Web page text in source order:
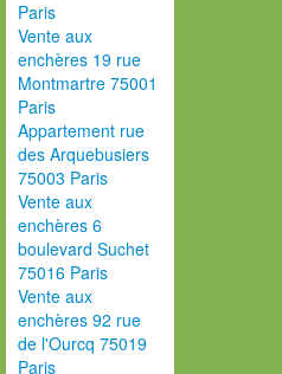
Paris
Vente aux
enchères 19 rue
Montmartre 75001
Paris
Appartement rue
des Arquebusiers
75003 Paris
Vente aux
enchères 6
boulevard Suchet
75016 Paris
Vente aux
enchères 92 rue
de l'Ourcq 75019
Paris